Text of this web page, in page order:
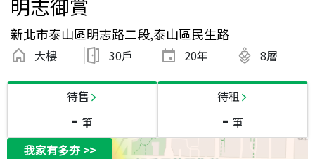
明志御賞
新北市泰山區明志路二段,泰山區民生路
大樓 30戶 20年 8層
待售
- 筆
待租
- 筆
我家有多夯>>